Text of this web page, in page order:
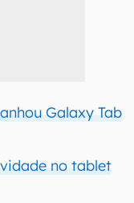
Galaxy Tab
no tablet